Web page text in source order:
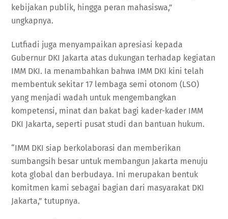
kebijakan publik, hingga peran mahasiswa,”
ungkapnya.
Lutfiadi juga menyampaikan apresiasi kepada
Gubernur DKI Jakarta atas dukungan terhadap kegiatan
IMM DKI. Ia menambahkan bahwa IMM DKI kini telah
membentuk sekitar 17 lembaga semi otonom (LSO)
yang menjadi wadah untuk mengembangkan
kompetensi, minat dan bakat bagi kader-kader IMM
DKI Jakarta, seperti pusat studi dan bantuan hukum.
“IMM DKI siap berkolaborasi dan memberikan
sumbangsih besar untuk membangun Jakarta menuju
kota global dan berbudaya. Ini merupakan bentuk
komitmen kami sebagai bagian dari masyarakat DKI
Jakarta,” tutupnya.